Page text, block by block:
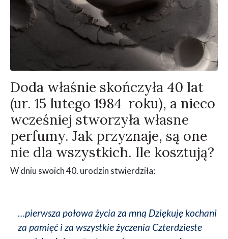
Doda właśnie skończyła 40 lat
(ur. 15 lutego 1984 roku), a nieco
wcześniej stworzyła własne
perfumy. Jak przyznaje, są one
nie dla wszystkich. Ile kosztują?
W dniu swoich 40. urodzin stwierdziła:
…pierwsza połowa życia za mną Dziękuję kochani
za pamięć i za wszystkie życzenia Czterdzieste